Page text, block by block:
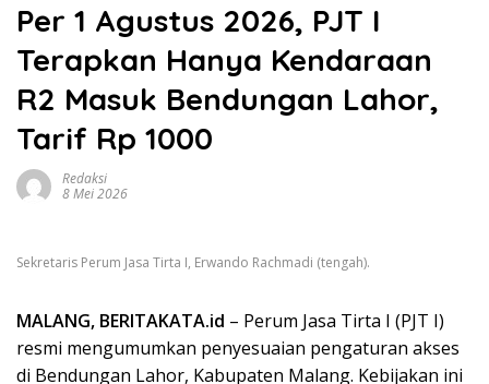
Per 1 Agustus 2026, PJT I
Terapkan Hanya Kendaraan
R2 Masuk Bendungan Lahor,
Tarif Rp 1000
Redaksi
8 Mei 2026
Sekretaris Perum Jasa Tirta I, Erwando Rachmadi (tengah).
MALANG, BERITAKATA.id – Perum Jasa Tirta I (PJT I)
resmi mengumumkan penyesuaian pengaturan akses
di Bendungan Lahor, Kabupaten Malang. Kebijakan ini